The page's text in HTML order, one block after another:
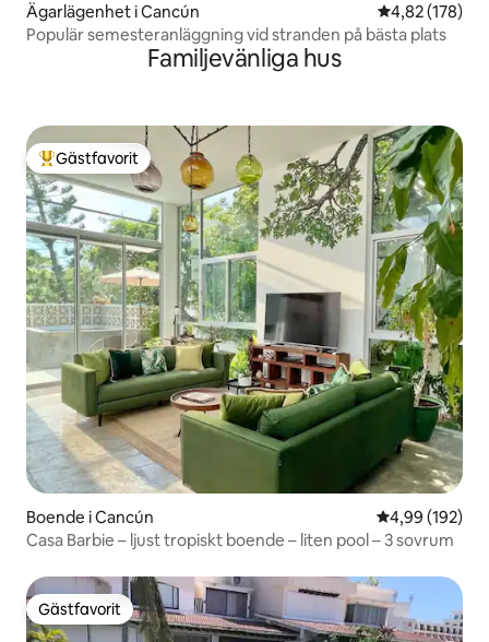
Ägarlägenhet i Cancún 4,82 av 5 i
4,82 (178)
Populär semesteranläggning vid stranden på bästa plats
Familjevänliga hus
Populär gästfavorit
Gästfavorit
Boende i Cancún 4,99 av 5 i
4,99 (192)
Casa Barbie – ljust tropiskt boende – liten pool – 3 sovrum
Gästfavorit
Gästfavorit